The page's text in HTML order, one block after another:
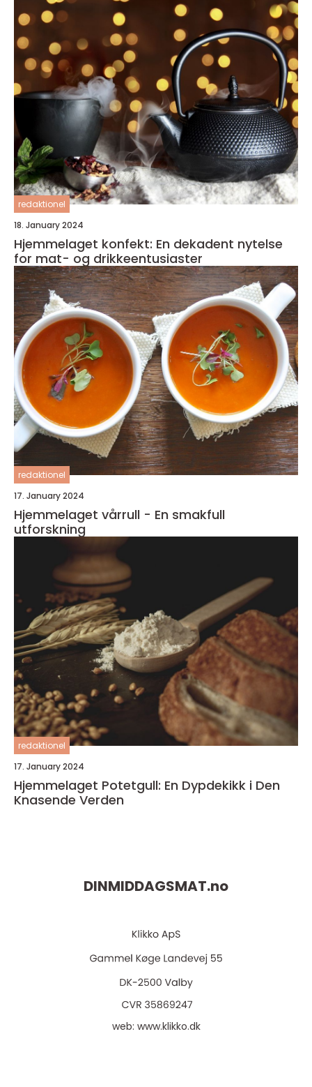
redaktionel
18. January 2024
Hjemmelaget konfekt: En dekadent nytelse
for mat- og drikkeentusiaster
redaktionel
17. January 2024
Hjemmelaget vårrull - En smakfull
utforskning
redaktionel
17. January 2024
Hjemmelaget Potetgull: En Dypdekikk i Den
Knasende Verden
DINMIDDAGSMAT.no
web: www.klikko.dk